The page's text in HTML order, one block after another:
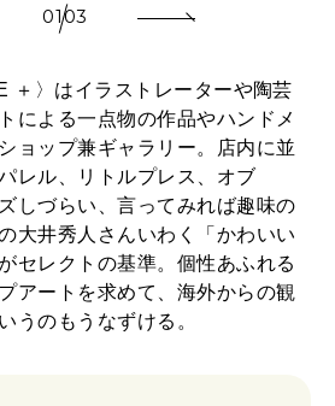
0103
＋〉はイラストレーターや陶芸
による一点物の作品やハンドメ
ョップ兼ギャラリー。店内に並
レル、リトルプレス、オブ
しづらい、言ってみれば趣味の
大井秀人さんいわく「かわいい
セレクトの基準。個性あふれる
アートを求めて、海外からの観
うのもうなずける。